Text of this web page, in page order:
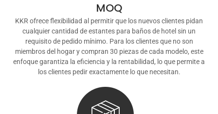
MOQ
KKR ofrece flexibilidad al permitir que los nuevos clientes pidan
cualquier cantidad de estantes para baños de hotel sin un
requisito de pedido mínimo. Para los clientes que no son
miembros del hogar y compran 30 piezas de cada modelo, este
enfoque garantiza la eficiencia y la rentabilidad, lo que permite a
los clientes pedir exactamente lo que necesitan.